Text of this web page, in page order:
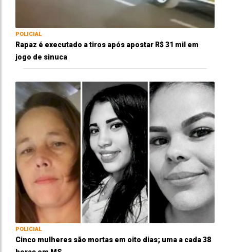
POLICIAL
Rapaz é executado a tiros após apostar R$ 31 mil em
jogo de sinuca
POLICIAL
Cinco mulheres são mortas em oito dias; uma a cada 38